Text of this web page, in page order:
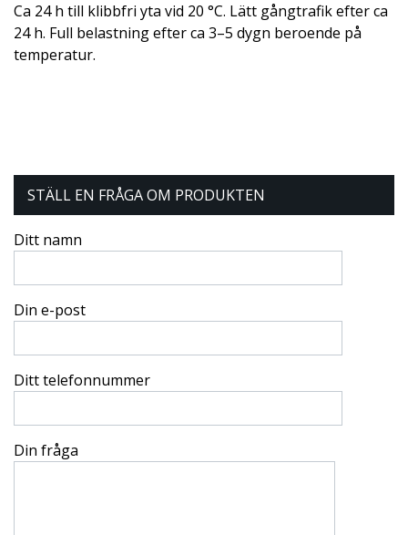
Ca 24 h till klibbfri yta vid 20 °C. Lätt gångtrafik efter ca
24 h. Full belastning efter ca 3–5 dygn beroende på
temperatur.
STÄLL EN FRÅGA OM PRODUKTEN
Ditt namn
Din e-post
Ditt telefonnummer
Din fråga